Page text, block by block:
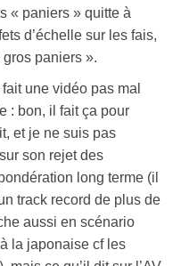
« paniers » quitte à
d’échelle sur les fais,
paniers ».
une vidéo pas mal
: bon, il fait ça pour
et je ne suis pas
son rejet des
long terme (il
track record de plus de
aussi en scénario
la japonaise cf les